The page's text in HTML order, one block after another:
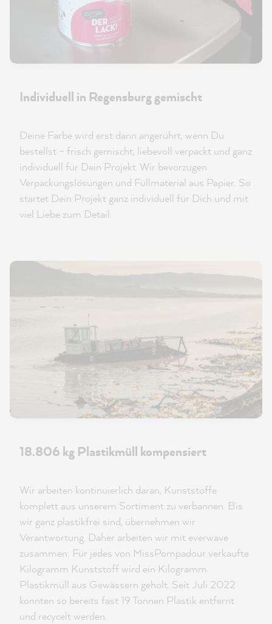
Individuell in Regensburg gemischt
Deine Farbe wird erst dann angerührt, wenn Du
bestellst – frisch gemischt, liebevoll verpackt und ganz
individuell für Dein Projekt. Wir bevorzugen
Verpackungslösungen und Füllmaterial aus Papier. So
startet Dein Projekt ganz individuell für Dich und mit
viel Liebe zum Detail.
18.806 kg Plastikmüll kompensiert
Wir arbeiten kontinuierlich daran, Kunststoffe
komplett aus unserem Sortiment zu verbannen. Bis
wir ganz plastikfrei sind, übernehmen wir
Verantwortung. Daher arbeiten wir mit everwave
zusammen: Für jedes von MissPompadour verkaufte
Kilogramm Kunststoff wird ein Kilogramm
Plastikmüll aus Gewässern geholt. Seit Juli 2022
konnten so bereits fast 19 Tonnen Plastik entfernt
und recycelt werden.